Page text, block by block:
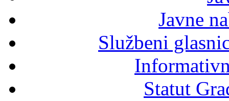
Javne
Službeni
Statut